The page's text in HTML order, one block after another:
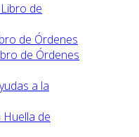
de
de Órdenes
de Órdenes
a la
de